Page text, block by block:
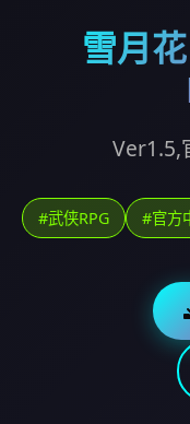
雪月
Ver1.5,
#武侠RPG #官方